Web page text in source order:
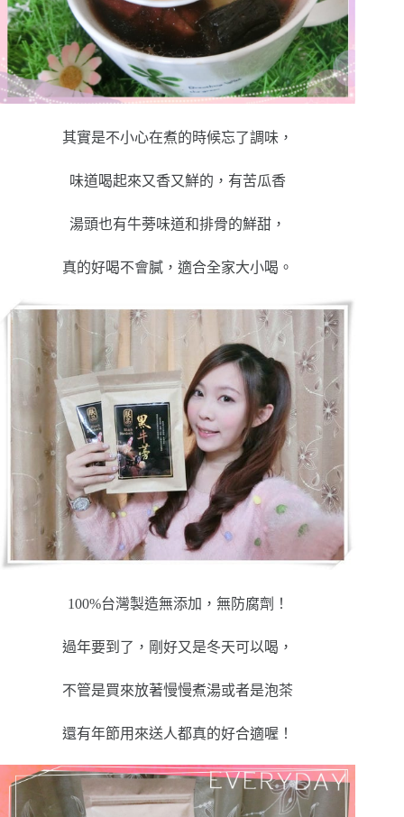
其實是不小心在煮的時候忘了調味，
味道喝起來又香又鮮的，有苦瓜香
湯頭也有牛蒡味道和排骨的鮮甜，
真的好喝不會膩，適合全家大小喝。
100%台灣製造無添加，無防腐劑 ！
過年要到了，剛好又是冬天可以喝，
不管是買來放著慢慢煮湯或者是泡茶
還有年節用來送人都真的好合適喔！